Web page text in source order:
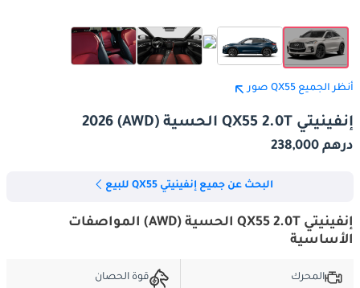
أنظر الجميع QX55 صور
إنفينيتي QX55 2.0T الحسية (AWD) 2026
درهم 238,000
البحث عن جميع إنفينيتي QX55 للبيع
إنفينيتي QX55 2.0T الحسية (AWD) المواصفات
الأساسية
المحرك
قوة الحصان